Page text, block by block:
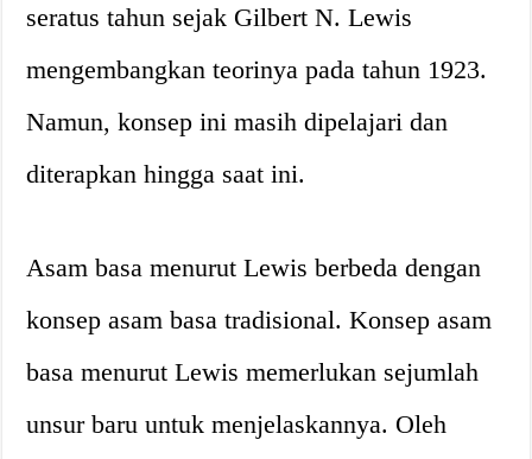
seratus tahun sejak Gilbert N. Lewis
mengembangkan teorinya pada tahun 1923.
Namun, konsep ini masih dipelajari dan
diterapkan hingga saat ini.
Asam basa menurut Lewis berbeda dengan
konsep asam basa tradisional. Konsep asam
basa menurut Lewis memerlukan sejumlah
unsur baru untuk menjelaskannya. Oleh